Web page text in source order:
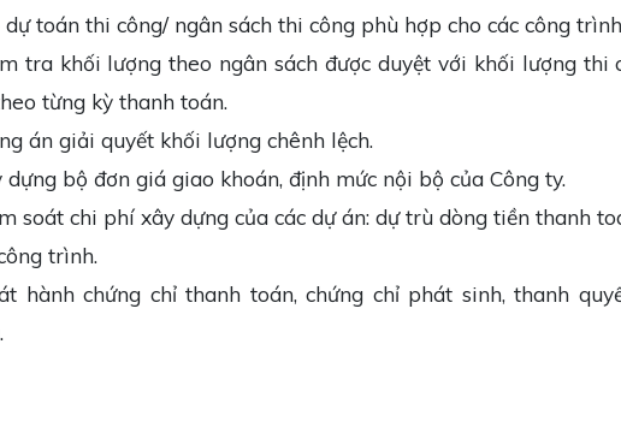
toán thi công/ ngân sách thi công phù hợp cho các công
tra khối lượng theo ngân sách được duyệt với khối lượng thi
từng kỳ thanh toán.
án giải quyết khối lượng chênh lệch.
bộ đơn giá giao khoán, định mức nội bộ của Công ty.
soát chi phí xây dựng của các dự án: dự trù dòng tiền thanh
trình.
hành chứng chỉ thanh toán, chứng chỉ phát sinh, thanh